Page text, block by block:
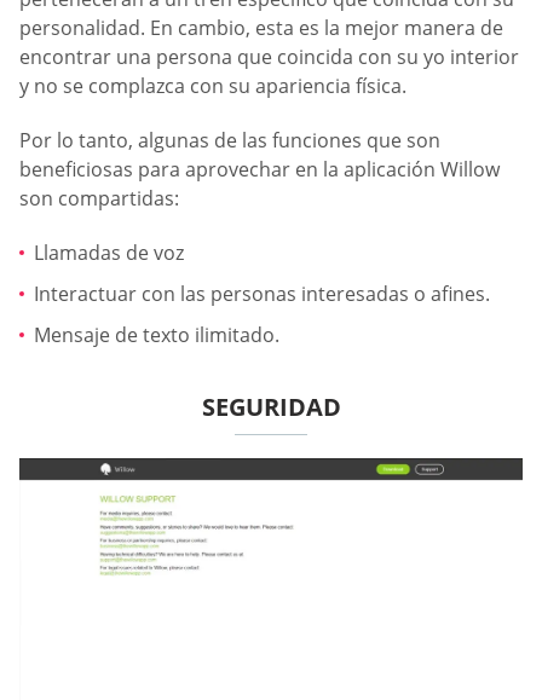
personalidad. En cambio, esta es la mejor manera de
encontrar una persona que coincida con su yo interior
y no se complazca con su apariencia física.
Por lo tanto, algunas de las funciones que son
beneficiosas para aprovechar en la aplicación Willow
son compartidas:
Llamadas de voz
Interactuar con las personas interesadas o afines.
Mensaje de texto ilimitado.
SEGURIDAD